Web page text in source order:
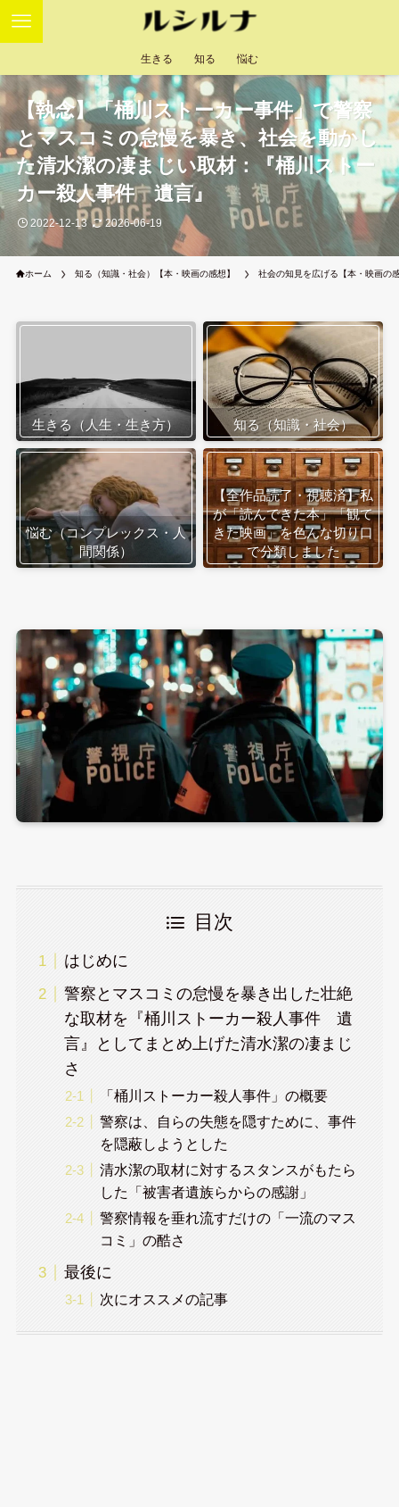
生きる 知る 悩む
【執念】「桶川ストーカー事件」で警察
とマスコミの怠慢を暴き、社会を動かし
た清水潔の凄まじい取材：『桶川ストー
カー殺人事件 遺言』
2022-12-13 2026-06-19
ホーム 知る（知識・社会）【本・映画の感想】 社会の知見を広げる【本・映画の
生きる（人生・生き方） 知る（知識・社会）
悩む（コンプレックス・人
間関係）
【全作品読了・視聴済】私
が「読んできた本」「観て
きた映画」を色んな切り口
で分類しました
目次
はじめに
警察とマスコミの怠慢を暴き出した壮絶
な取材を『桶川ストーカー殺人事件 遺
言』としてまとめ上げた清水潔の凄まじ
さ
「桶川ストーカー殺人事件」の概要
警察は、自らの失態を隠すために、事件
を隠蔽しようとした
清水潔の取材に対するスタンスがもたら
した「被害者遺族らからの感謝」
警察情報を垂れ流すだけの「一流のマス
コミ」の酷さ
最後に
次にオススメの記事